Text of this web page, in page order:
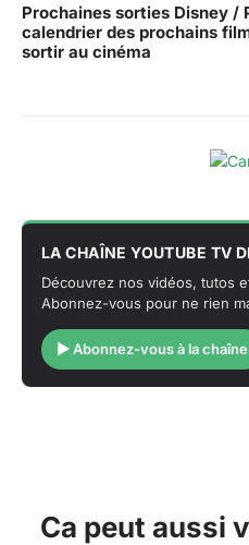
Prochaines sorties Disney /
calendrier des prochains
sortir au cinéma
LA CHAÎNE YOUTUBE TV
Découvrez nos vidéos, tutos
Abonnez-vous pour ne rien
▶ Abonnez-vous à la chaîne
Ca peut aussi